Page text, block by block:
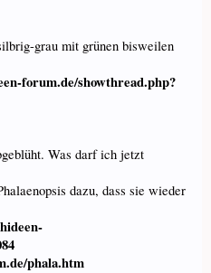
grau mit grünen bisweilen
forum.de/showthread.php?
Was darf ich jetzt
dazu, dass sie wieder
phala.htm